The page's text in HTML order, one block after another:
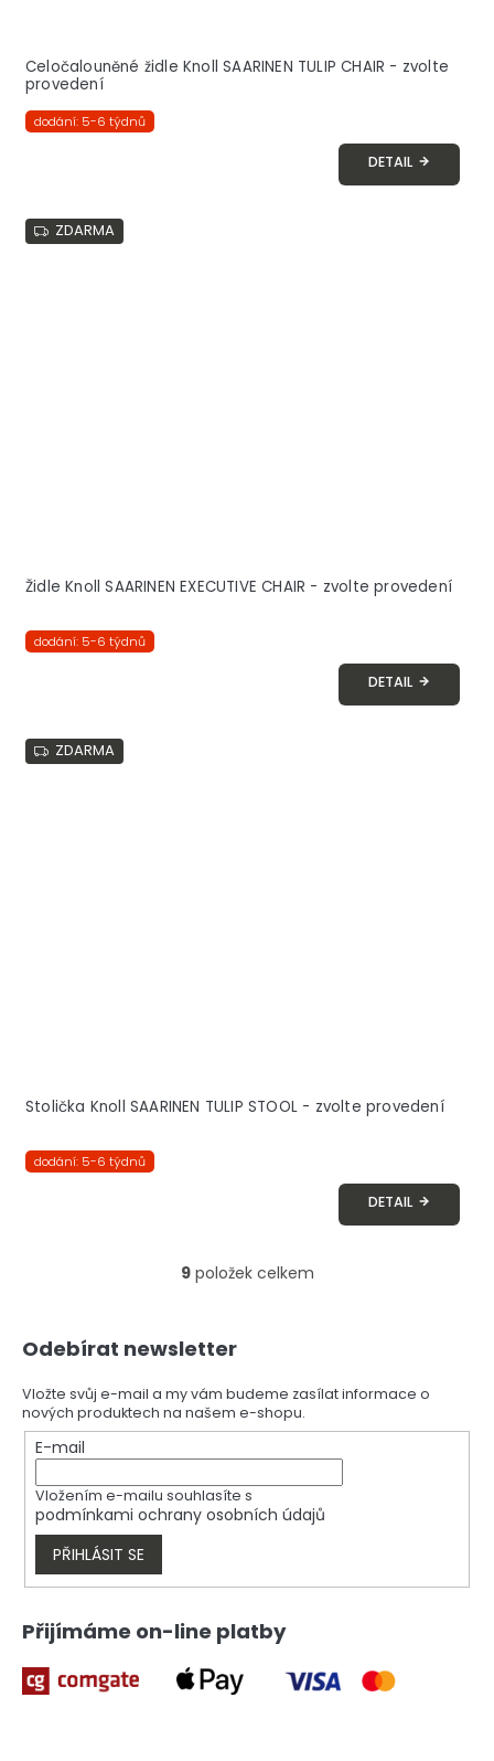
Celočalouněné židle Knoll SAARINEN TULIP CHAIR - zvolte
provedení
dodání: 5-6 týdnů
DETAIL
ZDARMA
Židle Knoll SAARINEN EXECUTIVE CHAIR - zvolte provedení
dodání: 5-6 týdnů
DETAIL
ZDARMA
Stolička Knoll SAARINEN TULIP STOOL - zvolte provedení
dodání: 5-6 týdnů
DETAIL
O
a
c
í
v
k
s
9položek celkem
Odebírat newsletter
Vložte svůj e-mail a my vám budeme zasílat informace o
nových produktech na našem e-shopu.
E-mail
Vložením e-mailu souhlasíte s
podmínkami ochrany osobních údajů
PŘIHLÁSIT SE
Přijímáme on-line platby